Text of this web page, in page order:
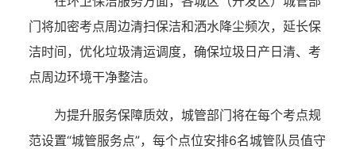
门将加密考点周边清扫保洁和洒水降尘频次，延长保
洁时间，优化垃圾清运调度，确保垃圾日产日清、考
点周边环境干净整洁。
为提升服务保障质效，城管部门将在每个考点规
范设置“城管服务点”，每个点位安排6名城管队员值守